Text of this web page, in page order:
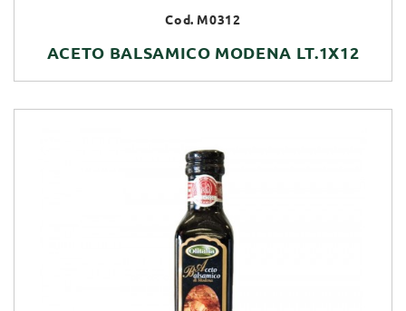
Cod. M0312
ACETO BALSAMICO MODENA LT.1X12